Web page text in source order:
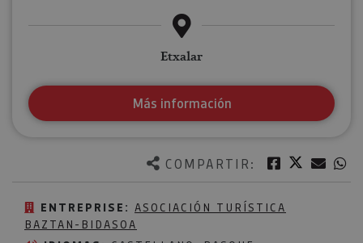
COMPARTIR: Facebook
Twitter
ENTREPRISE: ASOCIACIÓN TURÍSTICA
BAZTAN-BIDASOA
Etxalar
Más información